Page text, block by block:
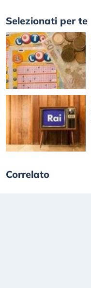
Selezionati per te
Correlato